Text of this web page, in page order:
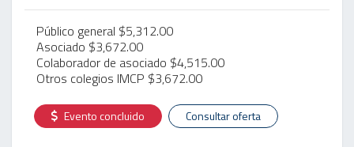
Público general $5,312.00
Asociado $3,672.00
Colaborador de asociado $4,515.00
Otros colegios IMCP $3,672.00
Evento concluido Consultar oferta